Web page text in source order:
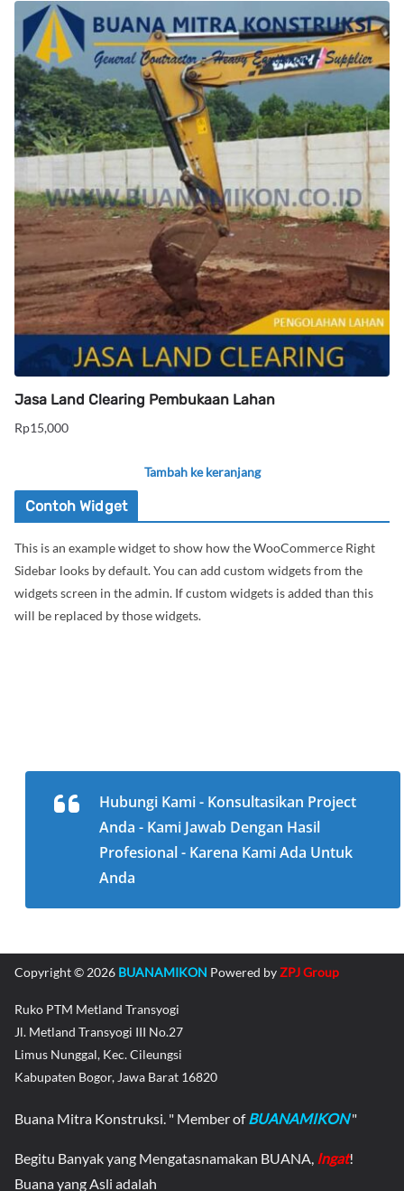
Jasa Land Clearing Pembukaan Lahan
Rp15,000
Tambah ke keranjang
Contoh Widget
This is an example widget to show how the WooCommerce Right
Sidebar looks by default. You can add custom widgets from the
widgets screen in the admin. If custom widgets is added than this
will be replaced by those widgets.
Hubungi Kami - Konsultasikan Project
Anda - Kami Jawab Dengan Hasil
Profesional - Karena Kami Ada Untuk
Anda
Copyright © 2026 BUANAMIKON Powered byZPJ Group
Ruko PTM Metland Transyogi
Jl. Metland Transyogi III No.27
Limus Nunggal, Kec. Cileungsi
Kabupaten Bogor, Jawa Barat 16820
Buana Mitra Konstruksi. " Member ofBUANAMIKON"
Begitu Banyak yang Mengatasnamakan BUANA, Ingat!
Buana yang Asli adalah